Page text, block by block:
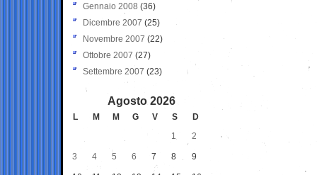
Gennaio 2008 (36)
Dicembre 2007 (25)
Novembre 2007 (22)
Ottobre 2007 (27)
Settembre 2007 (23)
Agosto 2026
L M M G V S
D
1
2
3 4 5 6 7 8 9